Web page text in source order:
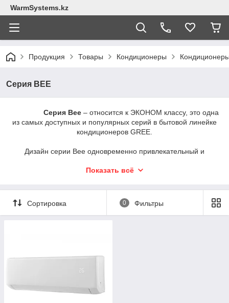
WarmSystems.kz
Продукция Товары Кондиционеры
Серия BEE
Серия Bee– относится к ЭКОНОМ классу, это одна
из самых доступных и популярных серий в бытовой линейке
кондиционеров GREE.
Дизайн серии Bee одновременно привлекательный и
зеркальной вставке. Под зеркальной вставкой расположен
тепло, осушение, вентилятор), температуру, состояние (вкл/
выкл), а разборный корпус значительно упрощает уход за
ним.
Показать всё
Сортировка 0 Фильтры